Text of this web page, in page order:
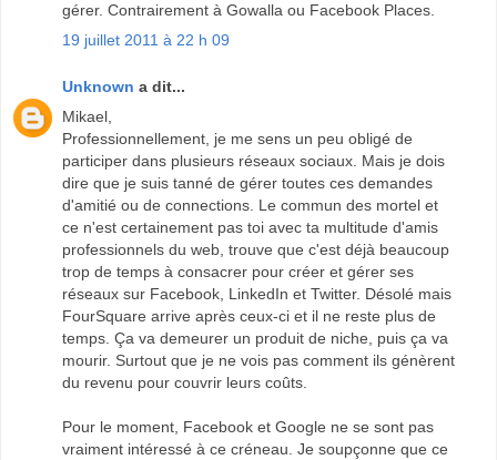
gérer. Contrairement à Gowalla ou Facebook Places.
19 juillet 2011 à 22 h 09
Unknown a dit...
Mikael,
Professionnellement, je me sens un peu obligé de
participer dans plusieurs réseaux sociaux. Mais je dois
dire que je suis tanné de gérer toutes ces demandes
d'amitié ou de connections. Le commun des mortel et
ce n'est certainement pas toi avec ta multitude d'amis
professionnels du web, trouve que c'est déjà beaucoup
trop de temps à consacrer pour créer et gérer ses
réseaux sur Facebook, LinkedIn et Twitter. Désolé mais
FourSquare arrive après ceux-ci et il ne reste plus de
temps. Ça va demeurer un produit de niche, puis ça va
mourir. Surtout que je ne vois pas comment ils génèrent
du revenu pour couvrir leurs coûts.
Pour le moment, Facebook et Google ne se sont pas
vraiment intéressé à ce créneau. Je soupçonne que ce